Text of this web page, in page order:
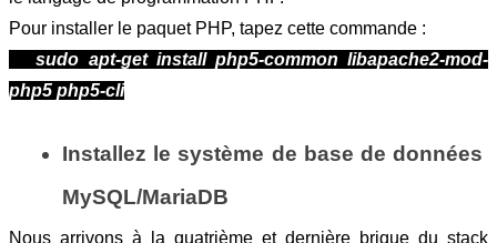
Pour installer le paquet PHP, tapez cette commande :
sudo apt-get install php5-common libapache2-mod-
php5 php5-cli
Installez le système de base de données
MySQL/MariaDB
Nous arrivons à la quatrième et dernière brique du stack